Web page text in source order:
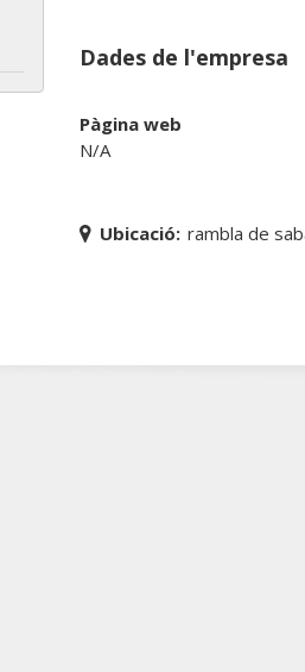
Dades de l'empresa
Pàgina web
N/A
Ubicació: rambla de